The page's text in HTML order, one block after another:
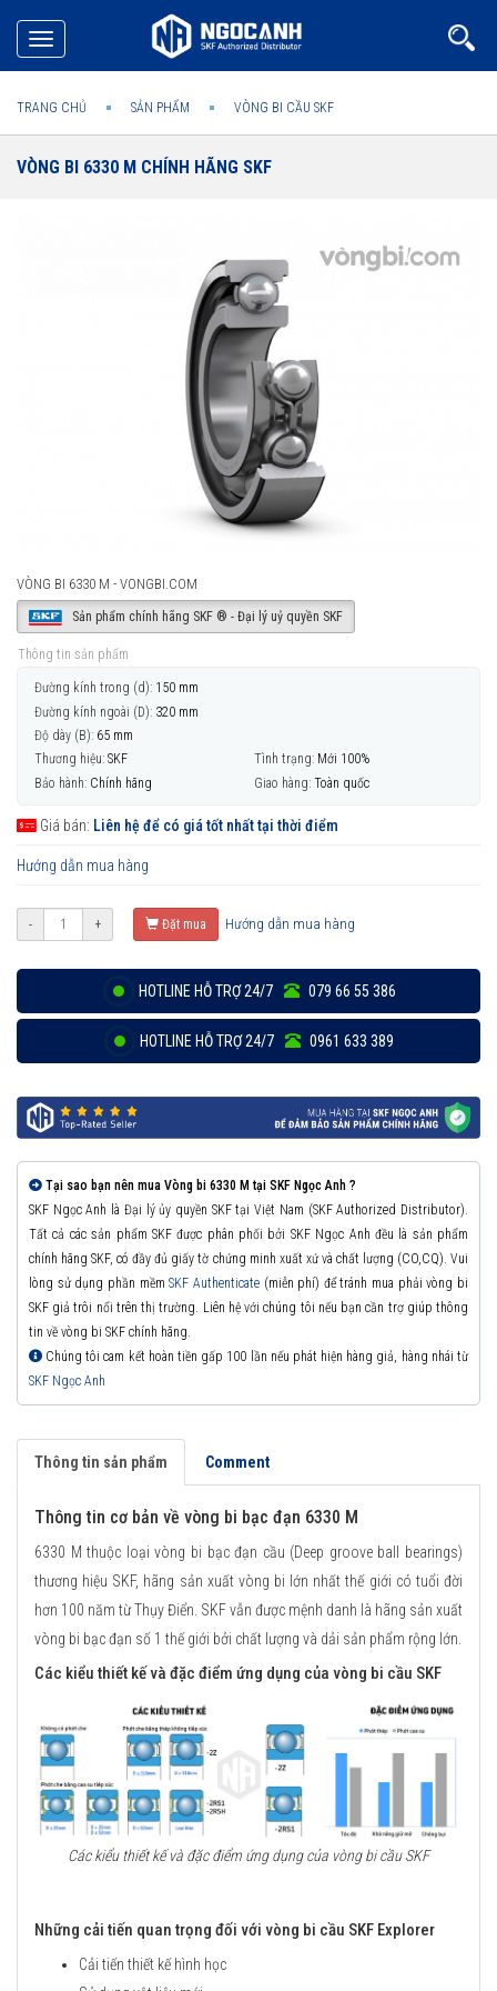
Toggle
navigation
TRANG CHỦ SẢN PHẨM VÒNG BI CẦU SKF
VÒNG BI 6330 M CHÍNH HÃNG SKF
VÒNG BI 6330 M - VONGBI.COM
Sản phẩm chính hãng SKF ® - Đại lý uỷ quyền SKF
Thông tin sản phẩm
Đường kính trong (d): 150 mm
Đường kính ngoài (D): 320 mm
Độ dày (B): 65 mm
Thương hiệu: SKF Tình trạng: Mới 100%
Bảo hành: Chính hãng Giao hàng: Toàn quốc
Giá bán: Liên hệ để có giá tốt nhất tại thời điểm
Hướng dẫn mua hàng
- + Đặt mua Hướng dẫn mua hàng
HOTLINE HỖ TRỢ 24/7 079 66 55 386
HOTLINE HỖ TRỢ 24/7 0961 633 389
Tại sao bạn nên mua Vòng bi 6330 M tại SKF Ngọc Anh ?
SKF Ngọc Anh là Đại lý ủy quyền SKF tại Việt Nam (SKF Authorized Distributor).
Tất cả các sản phẩm SKF được phân phối bởi SKF Ngọc Anh đều là sản phẩm
chính hãng SKF, có đầy đủ giấy tờ chứng minh xuất xứ và chất lượng (CO,CQ). Vui
lòng sử dụng phần mềmSKF Authenticate(miễn phí) để tránh mua phải vòng bi
SKF giả trôi nổi trên thị trường. Liên hệ với chúng tôi nếu bạn cần trợ giúp thông
tin về vòng bi SKF chính hãng.
Chúng tôi cam kết hoàn tiền gấp 100 lần nếu phát hiện hàng giả, hàng nhái từ
SKF Ngọc Anh
Thông tin sản phẩm Comment
Thông tin cơ bản về vòng bi bạc đạn 6330 M
6330 M thuộc loại vòng bi bạc đạn cầu (Deep groove ball bearings)
thương hiệu SKF, hãng sản xuất vòng bi lớn nhất thế giới có tuổi đời
hơn 100 năm từ Thụy Điển. SKF vẫn được mệnh danh là hãng sản xuất
vòng bi bạc đạn số 1 thế giới bởi chất lượng và dải sản phẩm rộng lớn.
Các kiểu thiết kế và đặc điểm ứng dụng của vòng bi cầu SKF
Các kiểu thiết kế và đặc điểm ứng dụng của vòng bi cầu SKF
Những cải tiến quan trọng đối với vòng bi cầu SKF Explorer
Cải tiến thiết kế hình học